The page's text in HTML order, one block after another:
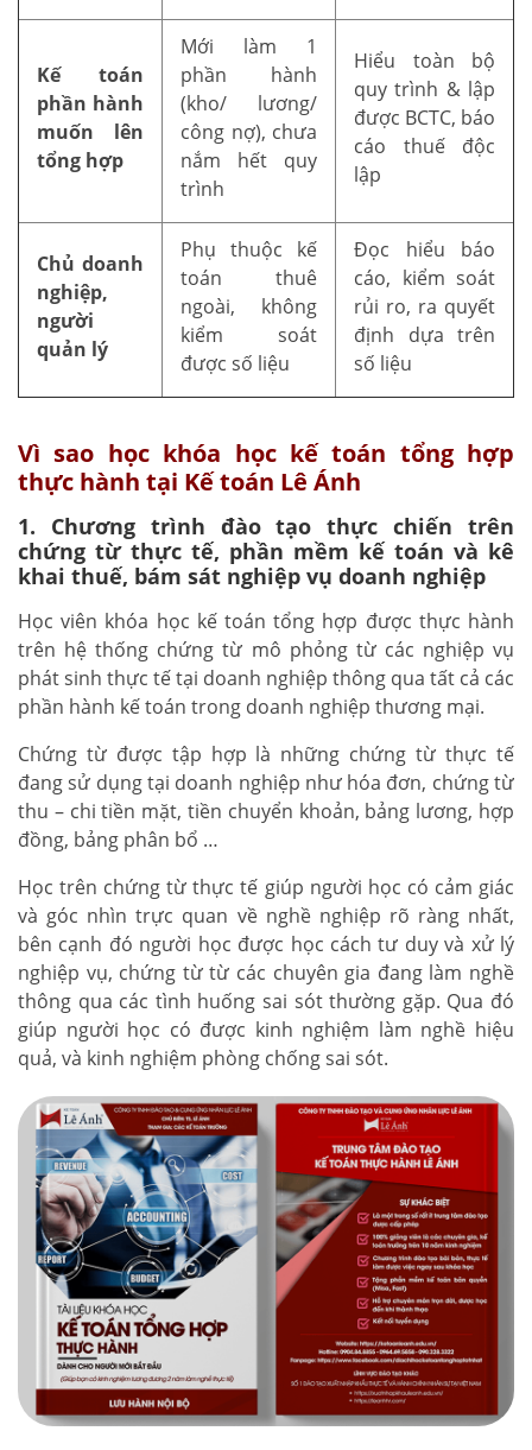
Kế toán
phần hành
muốn lên
tổng hợp
Mới làm 1
phần hành
(kho/ lương/
công nợ), chưa
nắm hết quy
trình
Hiểu toàn bộ
quy trình & lập
được BCTC, báo
cáo thuế độc
lập
Chủ doanh
nghiệp,
người
quản lý
Phụ thuộc kế
toán thuê
ngoài, không
kiểm soát
được số liệu
Đọc hiểu báo
cáo, kiểm soát
rủi ro, ra quyết
định dựa trên
số liệu
Vì sao học khóa học kế toán tổng hợp
thực hành tại Kế toán Lê Ánh
1. Chương trình đào tạo thực chiến trên
chứng từ thực tế, phần mềm kế toán và kê
khai thuế, bám sát nghiệp vụ doanh nghiệp
Học viên khóa học kế toán tổng hợp được thực hành
trên hệ thống chứng từ mô phỏng từ các nghiệp vụ
phát sinh thực tế tại doanh nghiệp thông qua tất cả các
phần hành kế toán trong doanh nghiệp thương mại.
Chứng từ được tập hợp là những chứng từ thực tế
đang sử dụng tại doanh nghiệp như hóa đơn, chứng từ
thu – chi tiền mặt, tiền chuyển khoản, bảng lương, hợp
đồng, bảng phân bổ …
Học trên chứng từ thực tế giúp người học có cảm giác
và góc nhìn trực quan về nghề nghiệp rõ ràng nhất,
bên cạnh đó người học được học cách tư duy và xử lý
nghiệp vụ, chứng từ từ các chuyên gia đang làm nghề
thông qua các tình huống sai sót thường gặp. Qua đó
giúp người học có được kinh nghiệm làm nghề hiệu
quả, và kinh nghiệm phòng chống sai sót.